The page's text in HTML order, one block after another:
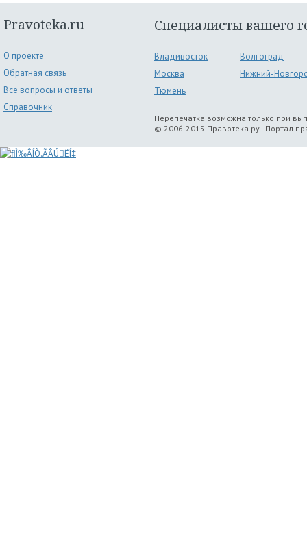
Pravoteka.ru
О проекте
Обратная связь
Все вопросы и ответы
Справочник
Специалисты вашего
Владивосток
Волгоград
Москва
Нижний-
Тюмень
Перепечатка возможна только при
© 2006-2015 Правотека.ру - Портал